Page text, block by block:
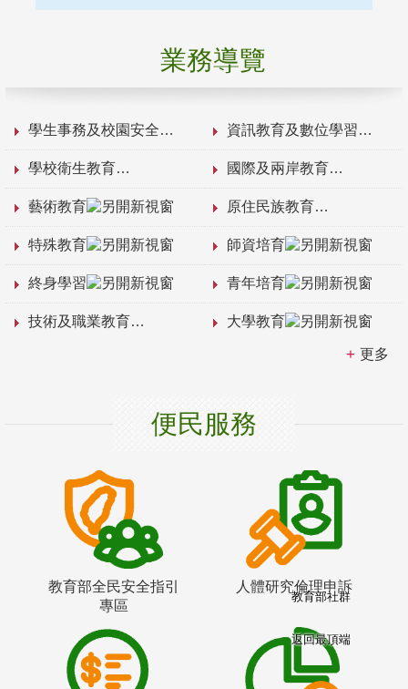
業務導覽
學生事務及校園安全 資訊教育及數位學習
學校衛生教育 國際及兩岸教育
藝術教育 原住民族教育
特殊教育 師資培育
終身學習 青年培育
技術及職業教育 大學教育
更多
便民服務
教育部全民安全指引
專區
人體研究倫理申訴
教育部社群
返回最頂端